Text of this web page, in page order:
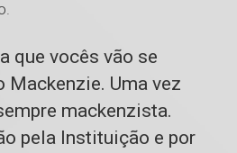
que vocês vão se
Mackenzie. Uma vez
mackenzista.
pela Instituição e por